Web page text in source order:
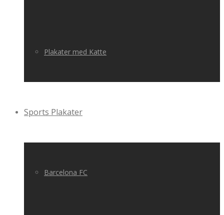
Plakater med Katte
Sports Plakater
Barcelona FC